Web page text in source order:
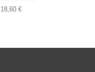
18,60 €